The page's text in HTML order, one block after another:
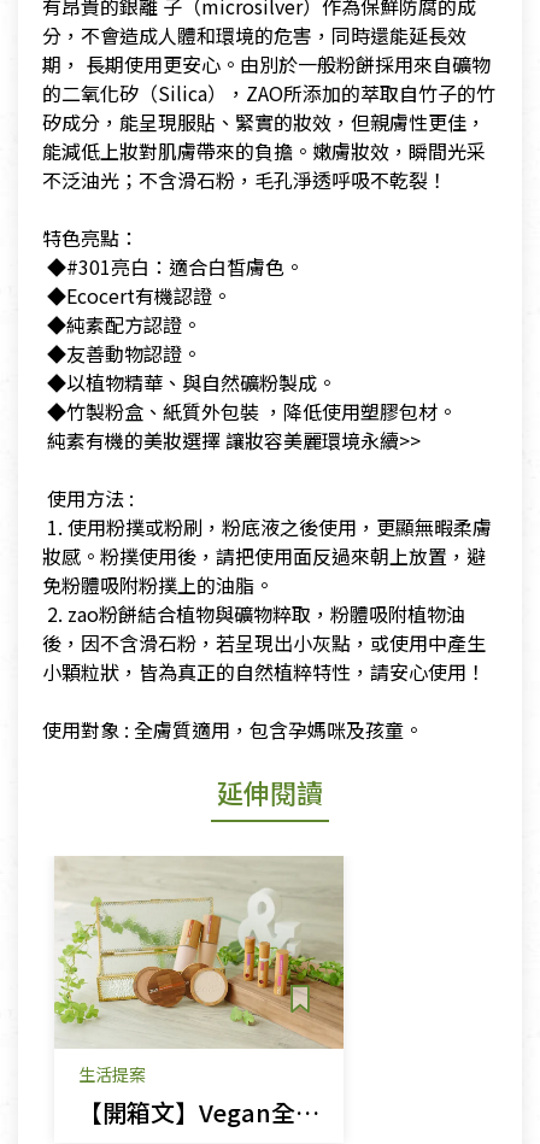
有昂貴的銀離 子（microsilver）作為保鮮防腐的成
分，不會造成人體和環境的危害，同時還能延長效
期， 長期使用更安心。由別於一般粉餅採用來自礦物
的二氧化矽（Silica），ZAO所添加的萃取自竹子的竹
矽成分，能呈現服貼、緊實的妝效，但親膚性更佳，
能減低上妝對肌膚帶來的負擔。嫩膚妝效，瞬間光采
不泛油光；不含滑石粉，毛孔淨透呼吸不乾裂！
​特色亮點：
​ ◆#301亮白：適合白皙膚色。
​ ◆Ecocert有機認證。
​ ◆純素配方認證。
​ ◆友善動物認證。
​ ◆以植物精華、與自然礦粉製成。
​ ◆竹製粉盒、紙質外包裝 ，降低使用塑膠包材。
​ 純素有機的美妝選擇 讓妝容美麗環境永續>>
​ 使用方法 :
​ 1. 使用粉撲或粉刷，粉底液之後使用，更顯無暇柔膚
妝感。粉撲使用後，請把使用面反過來朝上放置，避
免粉體吸附粉撲上的油脂。
​ 2. zao粉餅結合植物與礦物粹取，粉體吸附植物油
後，因不含滑石粉，若呈現出小灰點，或使用中產生
小顆粒狀，皆為真正的自然植粹特性，請安心使用！
​使用對象 : 全膚質適用，包含孕媽咪及孩童。
延伸閱讀
生活提案
【開箱文】Vegan全素化妝品首選，美麗也可以很善良